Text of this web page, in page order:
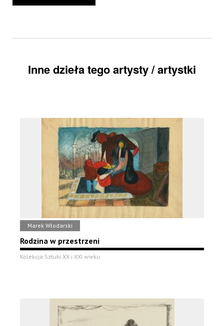
Inne dzieła tego artysty / artystki
Marek Włodarski
Rodzina w przestrzeni
Kolekcja Sztuki XX i XXI wieku